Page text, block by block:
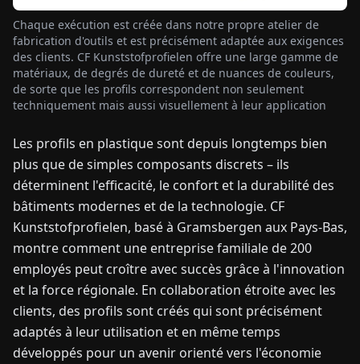
ENDEFRESIT NLPLHU
CONTACTEZ-
Chaque exécution est créée dans notre propre atelier de
fabrication d'outils et est précisément adaptée aux exigences
des clients. CF Kunststofprofielen offre une large gamme de
matériaux, de degrés de dureté et de nuances de couleurs,
de sorte que les profils correspondent non seulement
techniquement mais aussi visuellement à leur application
Les profils en plastique sont depuis longtemps bien
plus que de simples composants discrets – ils
déterminent l'efficacité, le confort et la durabilité des
bâtiments modernes et de la technologie. CF
Kunststofprofielen, basé à Gramsbergen aux Pays-Bas,
montre comment une entreprise familiale de 200
employés peut croître avec succès grâce à l'innovation
et la force régionale. En collaboration étroite avec les
clients, des profils sont créés qui sont précisément
adaptés à leur utilisation et en même temps
développés pour un avenir orienté vers l'économie